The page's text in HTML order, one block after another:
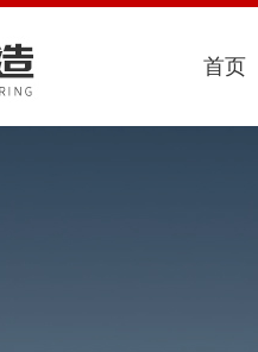
首页